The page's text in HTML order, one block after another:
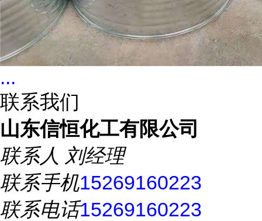
...
联系我们
山东信恒化工有限公司
联系人 刘经理
联系手机15269160223
联系电话15269160223